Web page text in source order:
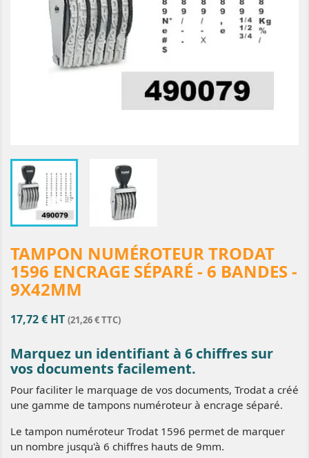
TAMPON NUMÉROTEUR TRODAT
1596 ENCRAGE SÉPARÉ - 6 BANDES -
9X42MM
17,72 € HT (21,26 € TTC)
Marquez un identifiant à 6 chiffres sur
vos documents facilement.
Pour faciliter le marquage de vos documents, Trodat a créé
une gamme de tampons numéroteur à encrage séparé.
Le tampon numéroteur Trodat 1596 permet de marquer
un nombre jusqu'à 6 chiffres hauts de 9mm.